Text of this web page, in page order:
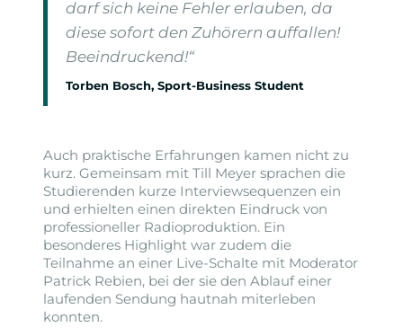
darf sich keine Fehler erlauben, da
diese sofort den Zuhörern auffallen!
Beeindruckend!“
Torben Bosch, Sport-Business Student
Auch praktische Erfahrungen kamen nicht zu
kurz. Gemeinsam mit Till Meyer sprachen die
Studierenden kurze Interviewsequenzen ein
und erhielten einen direkten Eindruck von
professioneller Radioproduktion. Ein
besonderes Highlight war zudem die
Teilnahme an einer Live-Schalte mit Moderator
Patrick Rebien, bei der sie den Ablauf einer
laufenden Sendung hautnah miterleben
konnten.